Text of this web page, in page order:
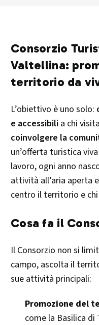
Consorzio
Valtellina:
territorio da
L’obiettivo è uno solo:
e accessibili a chi
coinvolgere la
un’offerta turistica
lavoro, ogni anno
attività all’aria aperta
centro il territorio e chi
Cosa fa il
Il Consorzio non si
campo, ascolta il
sue attività principali:
Promozione del
come la Basilica di